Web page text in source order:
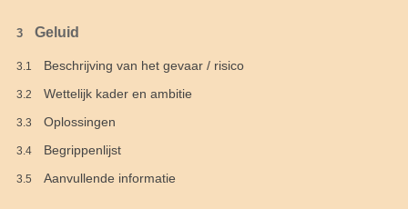
3 Geluid
3.1 Beschrijving van het gevaar / risico
3.2 Wettelijk kader en ambitie
3.3 Oplossingen
3.4 Begrippenlijst
3.5 Aanvullende informatie